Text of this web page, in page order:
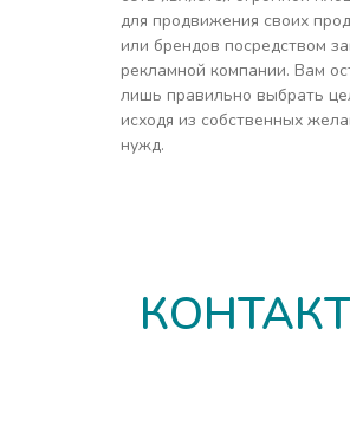
для продвижения своих
или брендов посредством
рекламной компании. Вам
лишь правильно выбрать
исходя из собственных
нужд.